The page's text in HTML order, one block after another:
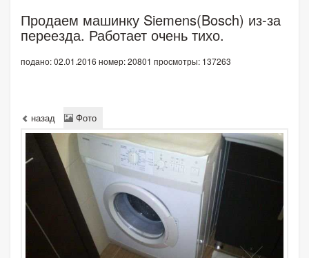
Поиск по сайту
Подать объявление
Продаем машинку Siemens(Bosch) из-за
переезда. Работает очень тихо.
подано: 02.01.2016 номер: 20801 просмотры: 137263
назад Фото